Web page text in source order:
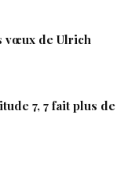
vœux de Ulrich
7, 7 fait plus de